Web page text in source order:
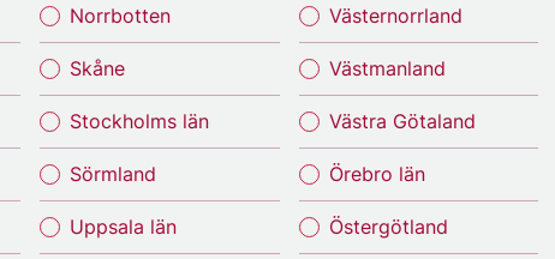
Norrbotten
Skåne
Stockholms län
Sörmland
Uppsala län
Västernorrland
Västmanland
Västra Götaland
Örebro län
Östergötland